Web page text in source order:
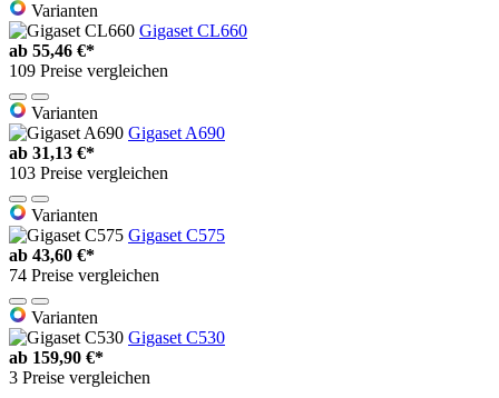
Varianten
Gigaset CL660
ab 55,46 €*
109 Preise vergleichen
Varianten
Gigaset A690
ab 31,13 €*
103 Preise vergleichen
Varianten
Gigaset C575
ab 43,60 €*
74 Preise vergleichen
Varianten
Gigaset C530
ab 159,90 €*
3 Preise vergleichen